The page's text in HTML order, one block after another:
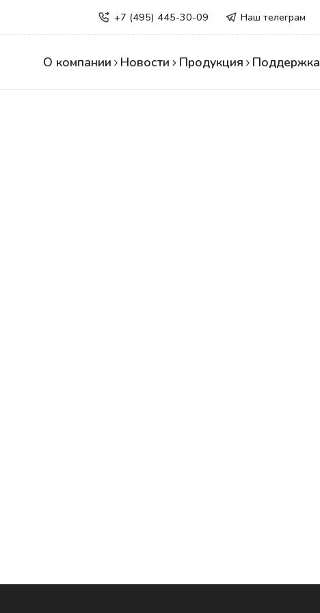
+7 (495) 445-30-09 Наш телеграм
О компании Новости Продукция Поддержка